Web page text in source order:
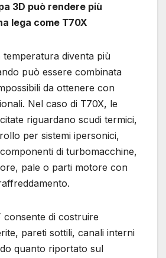
3D può rendere più
lega come T70X
temperatura diventa più
può essere combinata
da ottenere con
Nel caso di T70X, le
riguardano scudi termici,
per sistemi ipersonici,
di turbomacchine,
pale o parti motore con
consente di costruire
pareti sottili, canali interni
quanto riportato sul